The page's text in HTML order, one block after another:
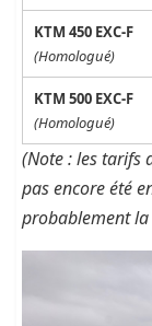
KTM 450 EXC-F
(Homologué)
KTM 500 EXC-F
(Homologué)
(Note : les tarifs
pas encore été
probablement